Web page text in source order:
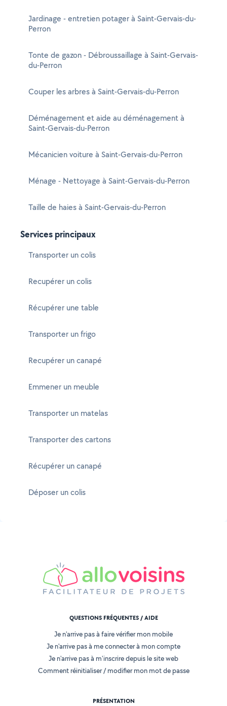
Jardinage - entretien potager à Saint-Gervais-du-
Perron
Tonte de gazon - Débroussaillage à Saint-Gervais-
du-Perron
Couper les arbres à Saint-Gervais-du-Perron
Déménagement et aide au déménagement à
Saint-Gervais-du-Perron
Mécanicien voiture à Saint-Gervais-du-Perron
Ménage - Nettoyage à Saint-Gervais-du-Perron
Taille de haies à Saint-Gervais-du-Perron
Services principaux
Transporter un colis
Recupérer un colis
Récupérer une table
Transporter un frigo
Recupérer un canapé
Emmener un meuble
Transporter un matelas
Transporter des cartons
Récupérer un canapé
Déposer un colis
QUESTIONS FRÉQUENTES / AIDE
Je n'arrive pas à faire vérifier mon mobile
Je n'arrive pas à me connecter à mon compte
Je n'arrive pas à m'inscrire depuis le site web
Comment réinitialiser / modifier mon mot de passe
PRÉSENTATION